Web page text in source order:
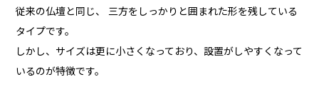
従来の仏壇と同じ、 三方をしっかりと囲まれた形を残している
タイプです。
しかし、サイズは更に小さくなっており、設置がしやすくなって
いるのが特徴です。